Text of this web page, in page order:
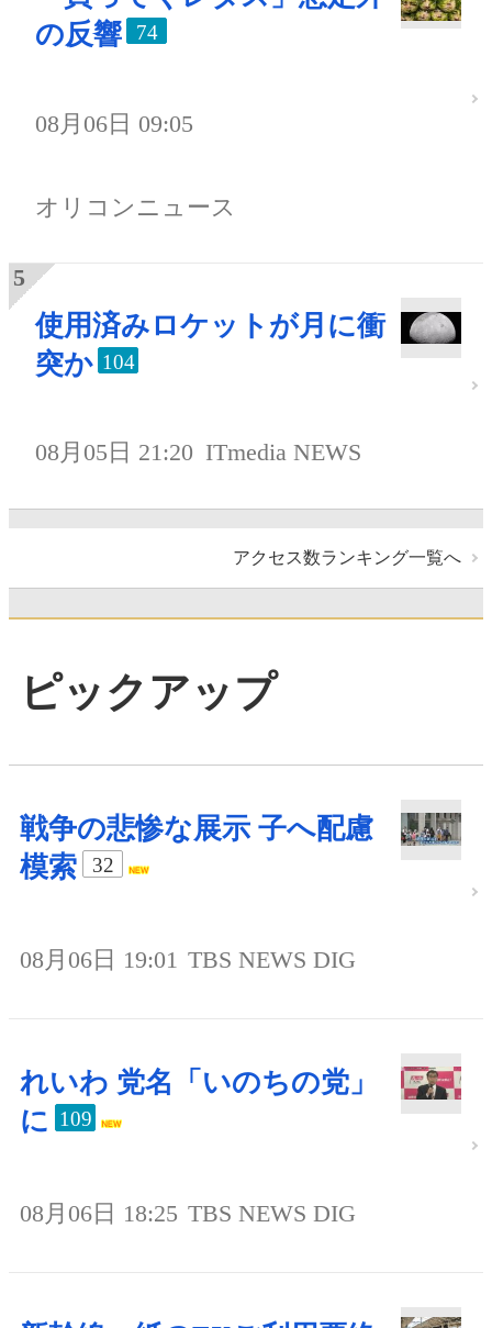
の反響
74
08月06日 09:05
オリコンニュース
使用済みロケットが月に衝
突か 104
08月05日 21:20 ITmedia NEWS
アクセス数ランキング一覧へ
ピックアップ
戦争の悲惨な展示 子へ配慮
模索
32
08月06日 19:01 TBS NEWS DIG
れいわ 党名「いのちの党」
に 109
08月06日 18:25 TBS NEWS DIG